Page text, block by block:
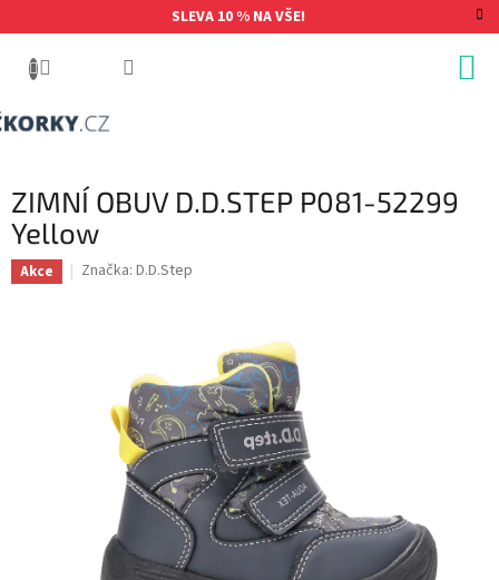
na
SLEVA 10 % NA VŠE!
ZIMNÍ OBUV D.D.STEP P081-52299
Yellow
Akce Značka: D.D.Step